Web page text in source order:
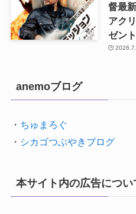
督最
アク
ゼン
anemoブログ
・ ちゅまろぐ
・ シカゴつぶやきブログ
本サイト内の広告につい